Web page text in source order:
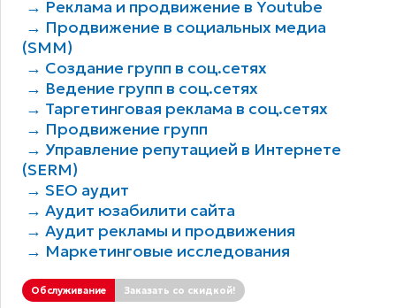
→ Реклама и продвижение в Youtube
→ Продвижение в социальных медиа
(SMM)
→ Создание групп в соц.сетях
→ Ведение групп в соц.сетях
→ Таргетинговая реклама в соц.сетях
→ Продвижение групп
→ Управление репутацией в Интернете
(SERM)
→ SEO аудит
→ Аудит юзабилити сайта
→ Аудит рекламы и продвижения
→ Маркетинговые исследования
Обслуживание Заказать со скидкой!